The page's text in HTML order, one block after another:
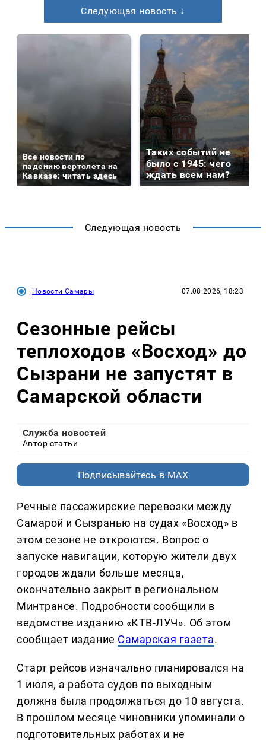
Следующая новость ↓
Все новости по
падению вертолета на
Кавказе: читать здесь
Таких событий не
было с 1945: чего
ждать всем нам?
Следующая новость
Новости Самары 07.08.2026, 18:23
Сезонные рейсы
теплоходов «Восход» до
Сызрани не запустят в
Самарской области
Служба новостей
Автор статьи
Подписывайтесь в MAX
Речные пассажирские перевозки между
Самарой и Сызранью на судах «Восход» в
этом сезоне не откроются. Вопрос о
запуске навигации, которую жители двух
городов ждали больше месяца,
окончательно закрыт в региональном
Минтрансе. Подробности сообщили в
ведомстве изданию «КТВ-ЛУЧ». Об этом
сообщает издание Самарская газета.
Старт рейсов изначально планировался на
1 июля, а работа судов по выходным
должна была продолжаться до 10 августа.
В прошлом месяце чиновники упоминали о
подготовительных работах и не